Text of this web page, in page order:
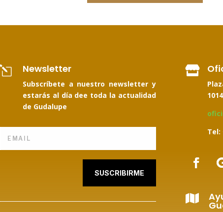
l Newsletter
Subscríbete a nuestro newsletter y
estarás al día dee toda la actualidad
de Gudalupe
SUSCRIBIRME

Tel:
